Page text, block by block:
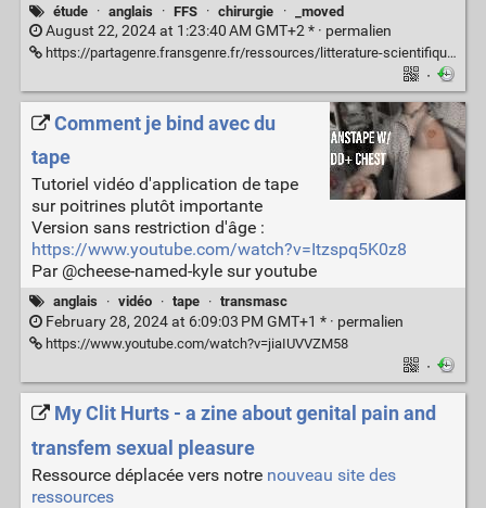
étude · anglais · FFS · chirurgie · _moved
August 22, 2024 at 1:23:40 AM GMT+2 * · permalien
https://partagenre.fransgenre.fr/ressources/litterature-scientifique-chirurgies-trans-vrac
·
Comment je bind avec du
tape
Tutoriel vidéo d'application de tape
sur poitrines plutôt importante
Version sans restriction d'âge :
https://www.youtube.com/watch?v=Itzspq5K0z8
Par @cheese-named-kyle sur youtube
anglais · vidéo · tape · transmasc
February 28, 2024 at 6:09:03 PM GMT+1 * · permalien
https://www.youtube.com/watch?v=jiaIUVVZM58
·
My Clit Hurts - a zine about genital pain and
transfem sexual pleasure
Ressource déplacée vers notre nouveau site des
ressources